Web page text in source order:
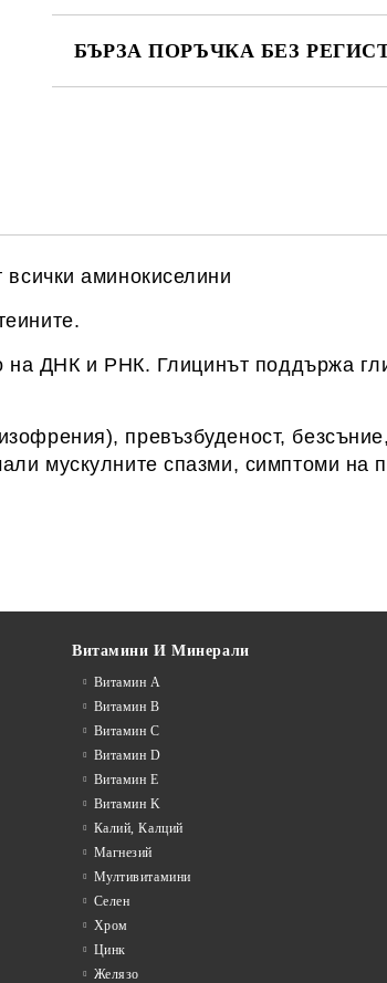
БЪРЗА ПОРЪЧКА БЕЗ
аминокиселини
на ДНК и РНК. Глицинът поддържа
превъзбуденост,
мускулните спазми, симптоми на
Витамини И Минерали
Витамин А
Витамин B
Витамин C
Витамин D
Витамин E
Витамин K
Калий, Калций
Магнезий
Мултивитамини
Селен
Хром
Цинк
Желязо